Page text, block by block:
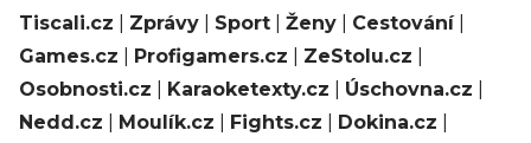
Tiscali.cz Zprávy Sport Ženy Cestování|
Games.cz
Profigamers.cz ZeStolu.cz
Osobnosti.cz
Karaoketexty.cz Úschovna.cz
Nedd.cz
Moulík.cz Fights.cz Dokina.cz